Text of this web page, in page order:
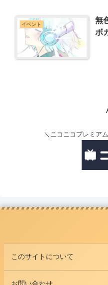
イベント
無
ボ
＼ニコニコプレミア
このサイトについて